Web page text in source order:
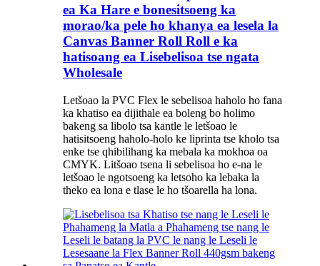
ea Ka Hare e bonesitsoeng ka
morao/ka pele ho khanya ea lesela la
Canvas Banner Roll Roll e ka
hatisoang ea Lisebelisoa tse ngata
Wholesale
Letšoao la PVC Flex le sebelisoa haholo ho fana
ka khatiso ea dijithale ea boleng bo holimo
bakeng sa libolo tsa kantle le letšoao le
hatisitsoeng haholo-holo ke liprinta tse kholo tsa
enke tse qhibilihang ka mebala ka mokhoa oa
CMYK. Litšoao tsena li sebelisoa ho e-na le
letšoao le ngotsoeng ka letsoho ka lebaka la
theko ea lona e tlase le ho tšoarella ha lona.